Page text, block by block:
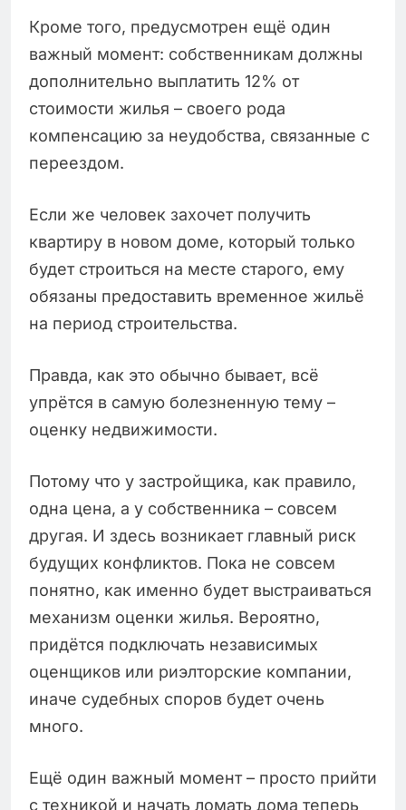
Кроме того, предусмотрен ещё один
важный момент: собственникам должны
дополнительно выплатить 12% от
стоимости жилья – своего рода
компенсацию за неудобства, связанные с
переездом.
Если же человек захочет получить
квартиру в новом доме, который только
будет строиться на месте старого, ему
обязаны предоставить временное жильё
на период строительства.
Правда, как это обычно бывает, всё
упрётся в самую болезненную тему –
оценку недвижимости.
Потому что у застройщика, как правило,
одна цена, а у собственника – совсем
другая. И здесь возникает главный риск
будущих конфликтов. Пока не совсем
понятно, как именно будет выстраиваться
механизм оценки жилья. Вероятно,
придётся подключать независимых
оценщиков или риэлторские компании,
иначе судебных споров будет очень
много.
Ещё один важный момент – просто прийти
с техникой и начать ломать дома теперь